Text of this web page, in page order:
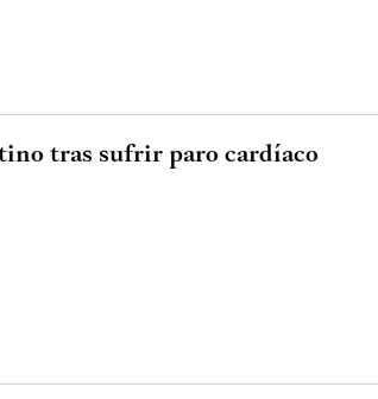
tras sufrir paro cardíaco